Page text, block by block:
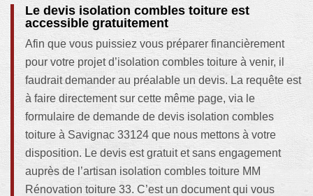
Le devis isolation combles toiture est
accessible gratuitement
Afin que vous puissiez vous préparer financièrement
pour votre projet d’isolation combles toiture à venir, il
faudrait demander au préalable un devis. La requête est
à faire directement sur cette même page, via le
formulaire de demande de devis isolation combles
toiture à Savignac 33124 que nous mettons à votre
disposition. Le devis est gratuit et sans engagement
auprès de l’artisan isolation combles toiture MM
Rénovation toiture 33. C’est un document qui vous